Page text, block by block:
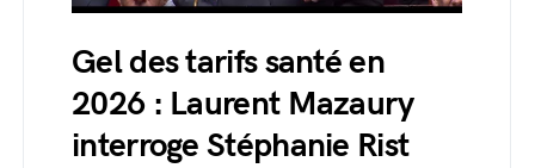
Gel des tarifs santé en
2026 : Laurent Mazaury
interroge Stéphanie Rist